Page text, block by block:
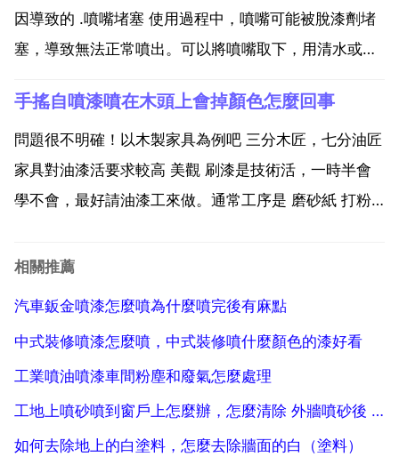
一點我...
因導致的 .噴嘴堵塞 使用過程中，噴嘴可能被脫漆劑堵
塞，導致無法正常噴出。可以將噴嘴取下，用清水或者
需要通過壓縮氣體來噴出，如果壓力不足，也會導致噴
不出 凱。可以檢查氣罐是否有足夠的壓力，或者更換氣
罐。...
手搖自噴漆噴在木頭上會掉顏色怎麼回事
問題很不明確！以木製家具為例吧 三分木匠，七分油匠
家具對油漆活要求較高 美觀 刷漆是技術活，一時半會
學不會，最好請油漆工來做。通常工序是 磨砂紙 打粉
刷漆前要等前道漆乾透，磨砂紙。自己看看每道都做好
相關推薦
汽車鈑金噴漆怎麼噴為什麼噴完後有麻點
中式裝修噴漆怎麼噴，中式裝修噴什麼顏色的漆好看
工業噴油噴漆車間粉塵和廢氣怎麼處理
工地上噴砂噴到窗戶上怎麼辦，怎麼清除 外牆噴砂後 噴到窗戶玻璃上的砂
如何去除地上的白塗料，怎麼去除牆面的白（塗料）